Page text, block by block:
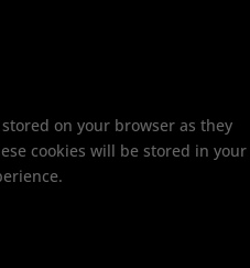
on your browser as they
cookies will be stored in your